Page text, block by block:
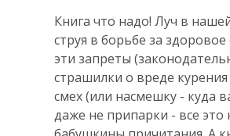
Книга что надо! Луч в
струя в борьбе за
эти запреты
страшилки о вреде
смех (или насмешку - куда
даже не припарки - все это